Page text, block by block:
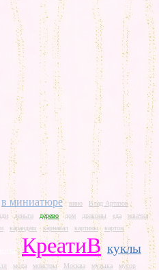
в миниатюре вино
Влад Артазов
деньги дерево дом драконы еда жвачка
карандаш карнавал картины картон
КреатиВ куклы
мода монстры Москва музыка
мусор